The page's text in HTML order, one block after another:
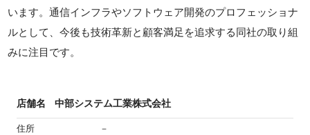
います。通信インフラやソフトウェア開発のプロフェッショナ
ルとして、今後も技術革新と顧客満足を追求する同社の取り組
みに注目です。
店舗名 中部システム工業株式会社
住所 －